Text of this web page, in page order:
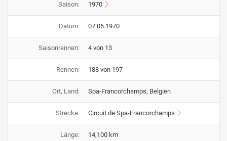
Saison: 1970
Datum: 07.06.1970
Saisonrennen: 4 von 13
Rennen: 188 von 197
Ort, Land: Spa-Francorchamps, Belgien
Strecke: Circuit de Spa-Francorchamps
Länge: 14,100 km